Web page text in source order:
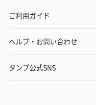
ご利用ガイド
ヘルプ・お問い合わせ
タンプ公式SNS